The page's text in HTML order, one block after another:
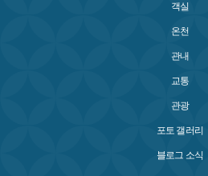
객실
온천
관내
교통
관광
포토 갤러리
블로그 소식